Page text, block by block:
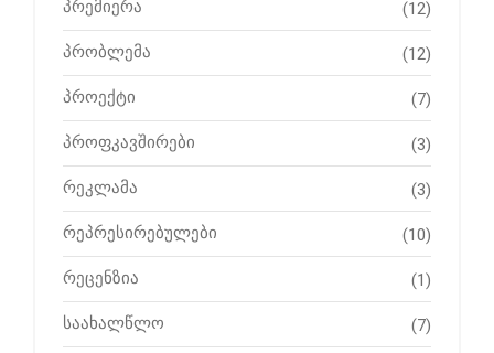
პრემიერა (12)
პრობლემა (12)
პროექტი (7)
პროფკავშირები (3)
რეკლამა (3)
რეპრესირებულები (10)
რეცენზია (1)
საახალწლო (7)